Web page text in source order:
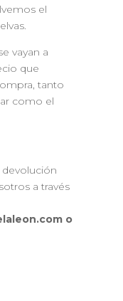
el
vayan a
que
tanto
como el
devolución
a través
o